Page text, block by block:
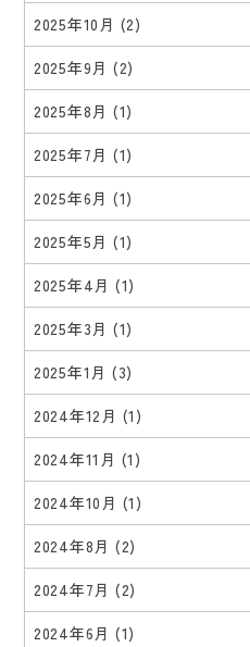
2025年10月 (2)
2025年9月 (2)
2025年8月 (1)
2025年7月 (1)
2025年6月 (1)
2025年5月 (1)
2025年4月 (1)
2025年3月 (1)
2025年1月 (3)
2024年12月 (1)
2024年11月 (1)
2024年10月 (1)
2024年8月 (2)
2024年7月 (2)
2024年6月 (1)